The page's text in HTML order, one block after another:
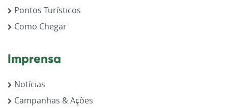
Pontos Turísticos
Como Chegar
Imprensa
Notícias
Campanhas & Ações